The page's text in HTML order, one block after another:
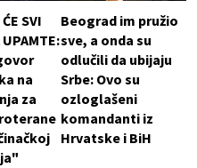
SVI
UPAMTE:
na
za
Beograd im pružio
sve, a onda su
odlučili da ubijaju
Srbe: Ovo su
ozloglašeni
komandanti iz
Hrvatske i BiH